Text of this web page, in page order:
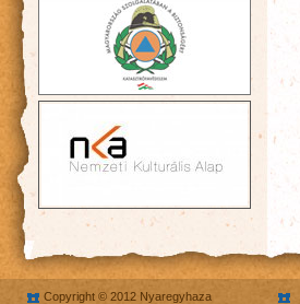
Copyright © 2012 Nyaregyhaza